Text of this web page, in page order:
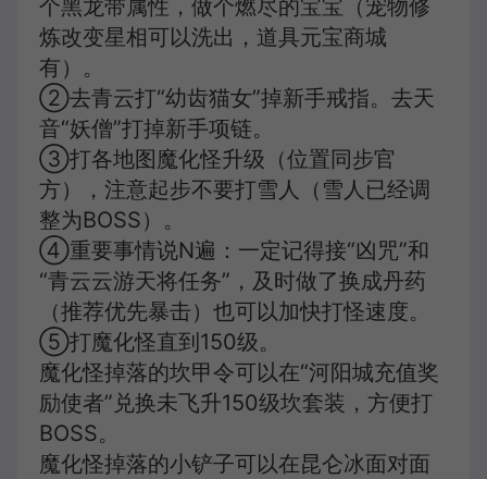
个黑龙带属性，做个燃尽的宝宝（宠物修
炼改变星相可以洗出，道具元宝商城
有）。
②去青云打“幼齿猫女”掉新手戒指。去天
音“妖僧”打掉新手项链。
③打各地图魔化怪升级（位置同步官
方），注意起步不要打雪人（雪人已经调
整为BOSS）。
④重要事情说N遍：一定记得接“凶咒”和
“青云云游天将任务”，及时做了换成丹药
（推荐优先暴击）也可以加快打怪速度。
⑤打魔化怪直到150级。
魔化怪掉落的坎甲令可以在“河阳城充值奖
励使者”兑换未飞升150级坎套装，方便打
BOSS。
魔化怪掉落的小铲子可以在昆仑冰面对面